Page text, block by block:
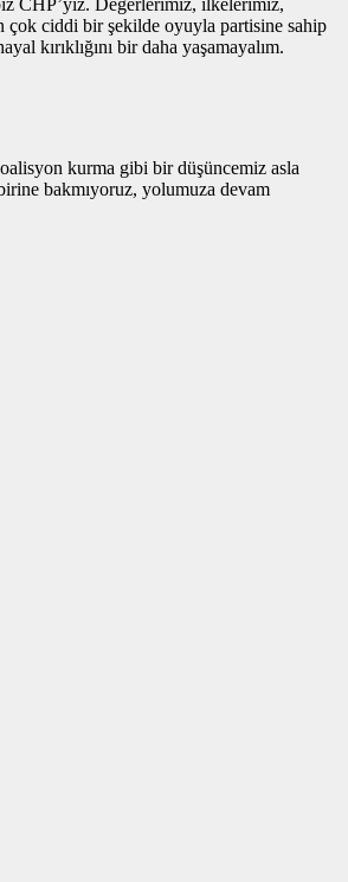
CHP’yiz. Değerlerimiz, ilkelerimiz,
çok ciddi bir şekilde oyuyla partisine sahip
kırıklığını bir daha yaşamayalım.
kurma gibi bir düşüncemiz asla
bakmıyoruz, yolumuza devam